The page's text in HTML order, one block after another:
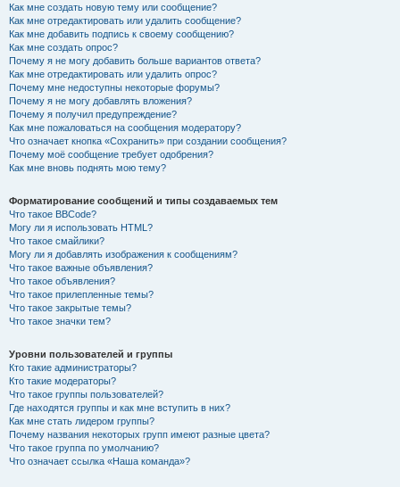
Как мне создать новую тему или сообщение?
Как мне отредактировать или удалить сообщение?
Как мне добавить подпись к своему сообщению?
Как мне создать опрос?
Почему я не могу добавить больше вариантов ответа?
Как мне отредактировать или удалить опрос?
Почему мне недоступны некоторые форумы?
Почему я не могу добавлять вложения?
Почему я получил предупреждение?
Как мне пожаловаться на сообщения модератору?
Что означает кнопка «Сохранить» при создании сообщения?
Почему моё сообщение требует одобрения?
Как мне вновь поднять мою тему?
Форматирование сообщений и типы создаваемых тем
Что такое BBCode?
Могу ли я использовать HTML?
Что такое смайлики?
Могу ли я добавлять изображения к сообщениям?
Что такое важные объявления?
Что такое объявления?
Что такое прилепленные темы?
Что такое закрытые темы?
Что такое значки тем?
Уровни пользователей и группы
Кто такие администраторы?
Кто такие модераторы?
Что такое группы пользователей?
Где находятся группы и как мне вступить в них?
Как мне стать лидером группы?
Почему названия некоторых групп имеют разные цвета?
Что такое группа по умолчанию?
Что означает ссылка «Наша команда»?